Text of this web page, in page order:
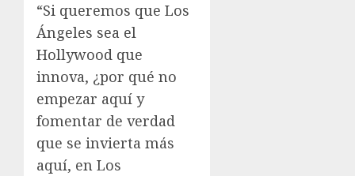
“Si queremos que Los
Ángeles sea el
Hollywood que
innova, ¿por qué no
empezar aquí y
fomentar de verdad
que se invierta más
aquí, en Los